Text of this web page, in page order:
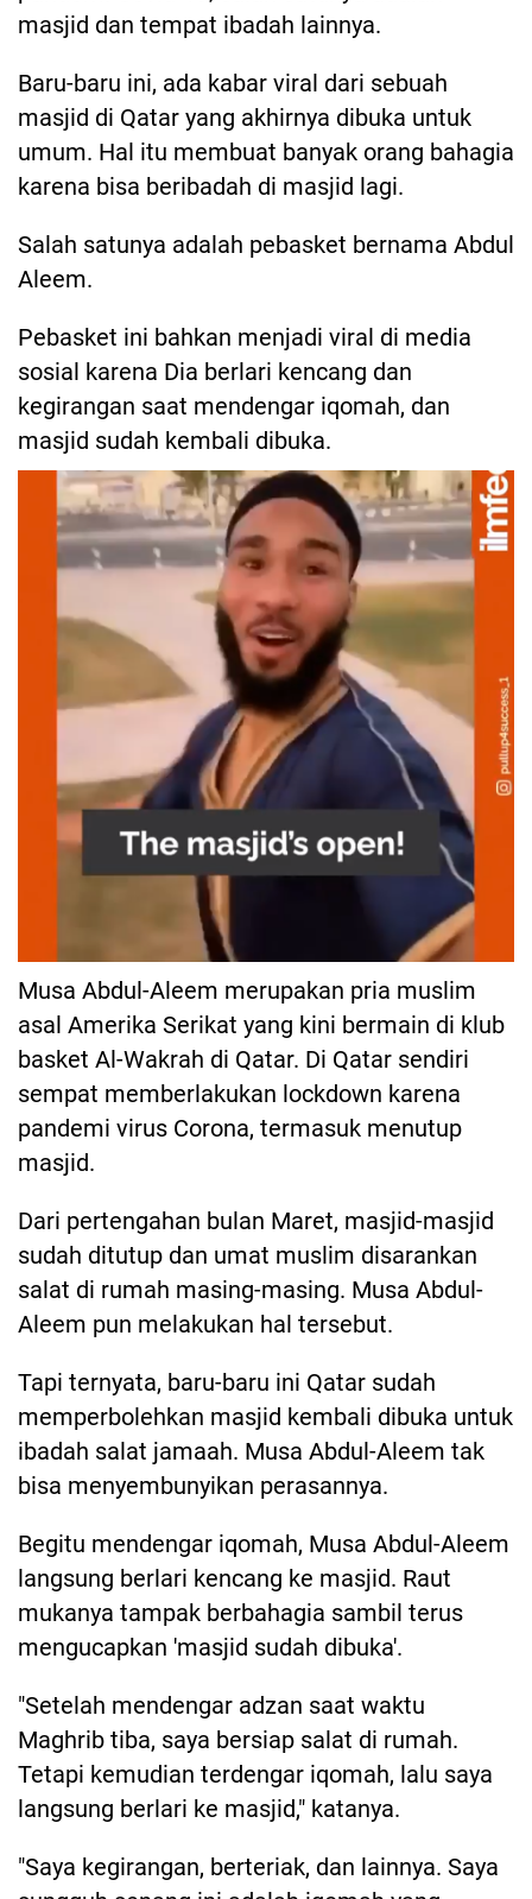
masjid dan tempat ibadah lainnya.
Baru-baru ini, ada kabar viral dari sebuah
masjid di Qatar yang akhirnya dibuka untuk
umum. Hal itu membuat banyak orang bahagia
karena bisa beribadah di masjid lagi.
Salah satunya adalah pebasket bernama Abdul
Aleem.
Pebasket ini bahkan menjadi viral di media
sosial karena Dia berlari kencang dan
kegirangan saat mendengar iqomah, dan
masjid sudah kembali dibuka.
Musa Abdul-Aleem merupakan pria muslim
asal Amerika Serikat yang kini bermain di klub
basket Al-Wakrah di Qatar. Di Qatar sendiri
sempat memberlakukan lockdown karena
pandemi virus Corona, termasuk menutup
masjid.
Dari pertengahan bulan Maret, masjid-masjid
sudah ditutup dan umat muslim disarankan
salat di rumah masing-masing. Musa Abdul-
Aleem pun melakukan hal tersebut.
Tapi ternyata, baru-baru ini Qatar sudah
memperbolehkan masjid kembali dibuka untuk
ibadah salat jamaah. Musa Abdul-Aleem tak
bisa menyembunyikan perasannya.
Begitu mendengar iqomah, Musa Abdul-Aleem
langsung berlari kencang ke masjid. Raut
mukanya tampak berbahagia sambil terus
mengucapkan 'masjid sudah dibuka'.
"Setelah mendengar adzan saat waktu
Maghrib tiba, saya bersiap salat di rumah.
Tetapi kemudian terdengar iqomah, lalu saya
langsung berlari ke masjid," katanya.
"Saya kegirangan, berteriak, dan lainnya. Saya